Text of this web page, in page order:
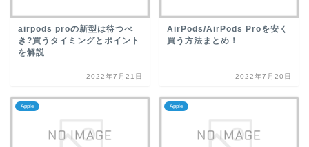
airpods proの新型は待つべ
き?買うタイミングとポイント
を解説
2022年7月21日
AirPods/AirPods Proを安く
買う方法まとめ！
2022年7月20日
Apple Apple